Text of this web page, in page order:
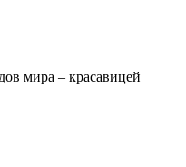
мира – красавицей